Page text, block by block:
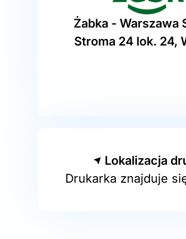
Żabka - Warszawa
Stroma 24 lok. 24,
Lokalizacja
Drukarka znajduje